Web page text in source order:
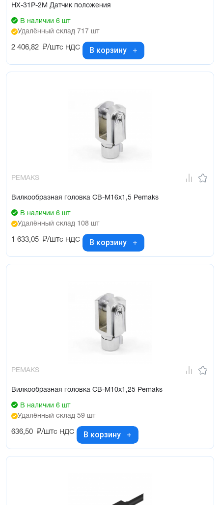
HX-31P-2M Датчик положения
В наличии 6 шт
Удалённый склад 717 шт
2 406,82 ₽/штс НДС В корзину
PEMAKS
Вилкообразная головка CB-M16x1,5 Pemaks
В наличии 6 шт
Удалённый склад 108 шт
1 633,05 ₽/штс НДС В корзину
PEMAKS
Вилкообразная головка CB-M10x1,25 Pemaks
В наличии 6 шт
Удалённый склад 59 шт
636,50 ₽/штс НДС В корзину